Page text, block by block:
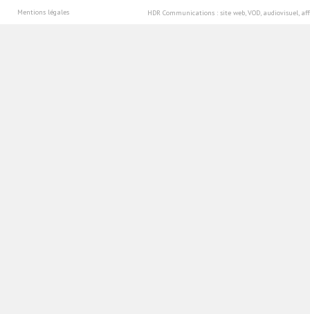
Mentions légales HDR Communications : site web, VOD, audiovisuel,